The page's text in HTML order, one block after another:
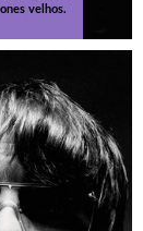
velhos.